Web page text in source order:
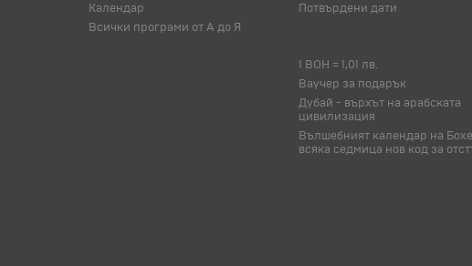
Календар
Всички програми от А до Я
Потвърдени дати
1 BOH = 1,01 лв.
Ваучер за подарък
Дубай - върхът на арабската
цивилизация
Вълшебният календар на
всяка седмица нов код за